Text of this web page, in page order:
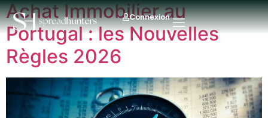
Connexion
Achat Immobilier au
Portugal : les Nouvelles
Règles 2026